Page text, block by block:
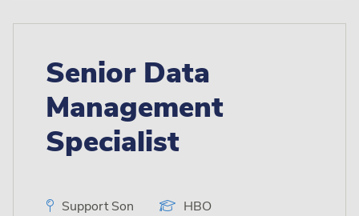
Senior Data
Management
Specialist
Support Son
HBO